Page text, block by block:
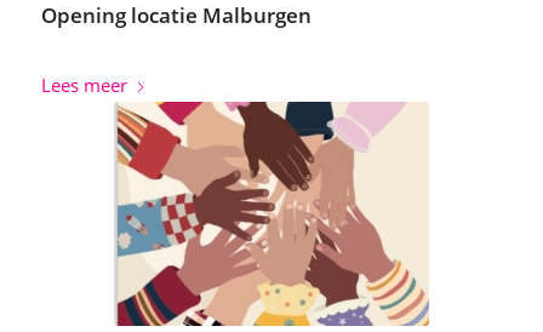
Opening locatie Malburgen
Lees meer